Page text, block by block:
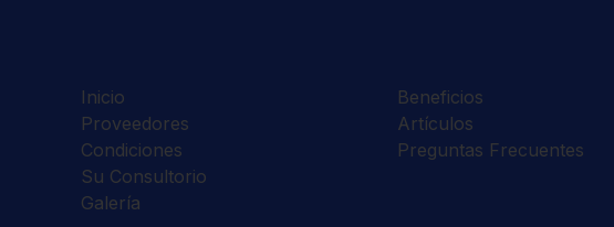
Inicio
Proveedores
Condiciones
Su Consultorio
Galería
Beneficios
Artículos
Preguntas Frecuentes